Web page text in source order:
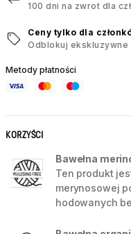
100 dni na zwrot dla
Ceny tylko dla
Odblokuj ekskluzywne
Metody płatności
KORZYŚCI
Bawełna
Ten produkt
merynosowej
hodowanych